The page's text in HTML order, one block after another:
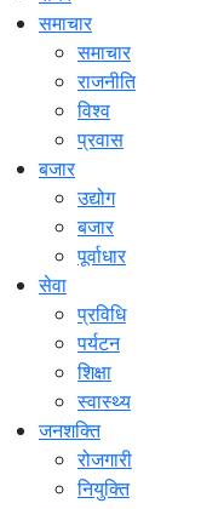
समाचार
समाचार
राजनीति
विश्व
प्रवास
बजार
उद्योग
बजार
पूर्वाधार
सेवा
प्रविधि
पर्यटन
शिक्षा
स्वास्थ्य
जनशक्ति
रोजगारी
नियुक्ति